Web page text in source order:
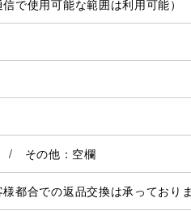
で使用可能な範囲は利用可能）
その他：空欄
都合での返品交換は承っており